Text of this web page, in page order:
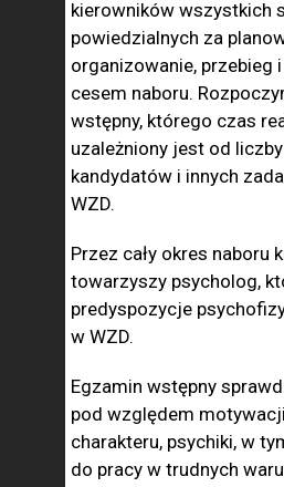
kierowników wszystkich
powiedzialnych za
organizowanie, przebieg
cesem naboru.
wstępny, którego czas
uzależniony jest od
kandydatów i innych
WZD.
Przez cały okres naboru
towarzyszy psycholog,
predyspozycje
w WZD.
Egzamin wstępny
pod względem
charakteru, psychiki, w
do pra­cy w trudnych